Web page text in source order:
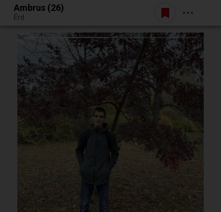
Egy jó randiból bármi lehet.
Belépés
Ambrus (26)
Érd